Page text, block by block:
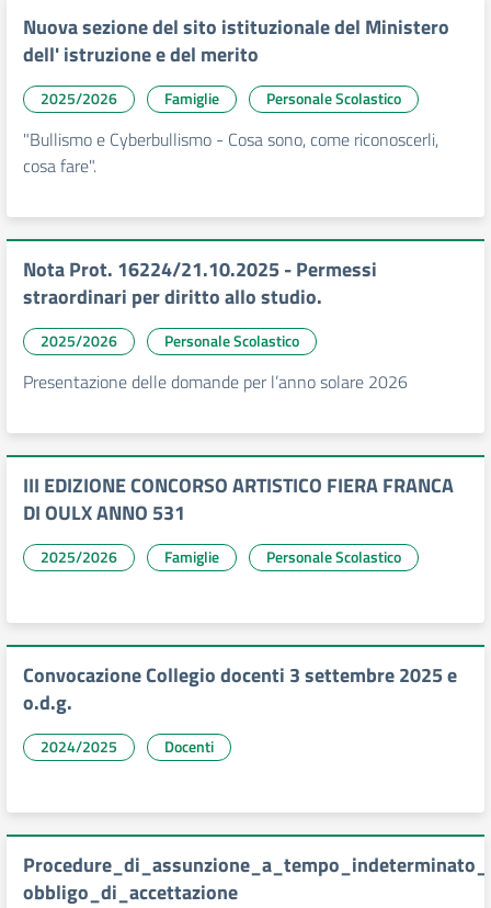
Nuova sezione del sito istituzionale del Ministero
dell' istruzione e del merito
2025/2026 Famiglie Personale Scolastico
"Bullismo e Cyberbullismo - Cosa sono, come riconoscerli,
cosa fare".
Nota Prot. 16224/21.10.2025 - Permessi
straordinari per diritto allo studio.
2025/2026 Personale Scolastico
Presentazione delle domande per l’anno solare 2026
III EDIZIONE CONCORSO ARTISTICO FIERA FRANCA
DI OULX ANNO 531
2025/2026 Famiglie Personale Scolastico
Convocazione Collegio docenti 3 settembre 2025 e
o.d.g.
2024/2025 Docenti
obbligo_di_accettazione